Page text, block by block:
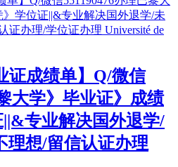
证成绩单】Q/微信
大学》毕业证》成绩
专业解决国外退学/
理想/留信认证办理